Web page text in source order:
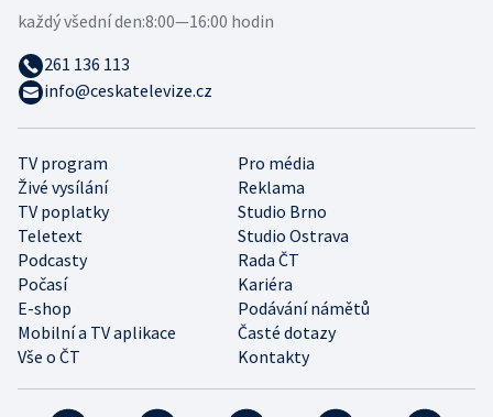
TV program
Pro média
Živé vysílání
Reklama
TV poplatky
Studio Brno
Teletext
Studio Ostrava
Podcasty
Rada ČT
Počasí
Kariéra
E-shop
Podávání námětů
Mobilní a TV aplikace
Časté dotazy
Vše o ČT
Kontakty
každý všední den:8:00—16:00 hodin
261 136 113
info@ceskatelevize.cz